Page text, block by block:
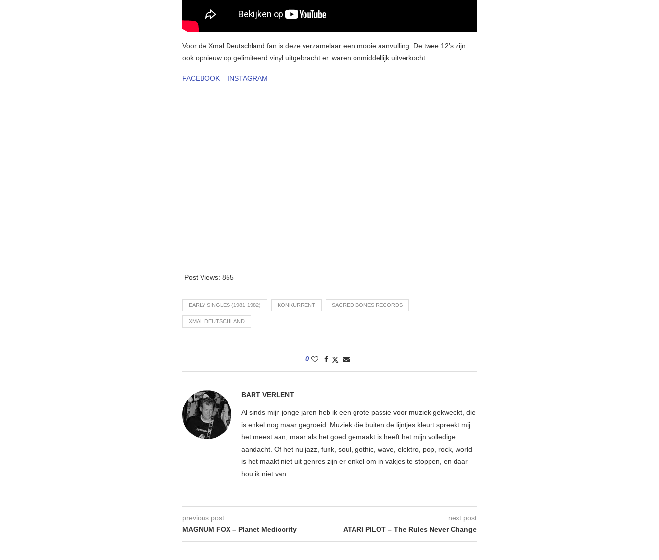
Voor de Xmal Deutschland fan is deze verzamelaar een mooie aanvulling. De twee 12’s zijn
ook opnieuw op gelimiteerd vinyl uitgebracht en waren onmiddellijk uitverkocht.
FACEBOOK – INSTAGRAM
Post Views: 855
EARLY SINGLES (1981-1982) KONKURRENT SACRED BONES RECORDS
XMAL DEUTSCHLAND
0
BART VERLENT
Al sinds mijn jonge jaren heb ik een grote passie voor muziek gekweekt, die
is enkel nog maar gegroeid. Muziek die buiten de lijntjes kleurt spreekt mij
het meest aan, maar als het goed gemaakt is heeft het mijn volledige
aandacht. Of het nu jazz, funk, soul, gothic, wave, elektro, pop, rock, world
is het maakt niet uit genres zijn er enkel om in vakjes te stoppen, en daar
hou ik niet van.
previous post
MAGNUM FOX – Planet Mediocrity
next post
ATARI PILOT – The Rules Never Change